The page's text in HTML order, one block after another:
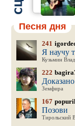
Песня дня
241
Я научу
Кузьмин
222
Доказано
Земфира
167
Позови
Тирольский